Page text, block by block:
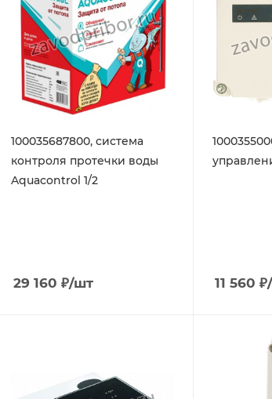
100035687800, система
контроля протечки воды
Aquacontrol 1/2
29 160 ₽/шт 11 560 ₽